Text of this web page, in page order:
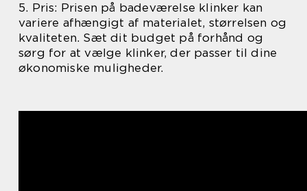
5. Pris: Prisen på badeværelse klinker kan
variere afhængigt af materialet, størrelsen og
kvaliteten. Sæt dit budget på forhånd og
sørg for at vælge klinker, der passer til dine
økonomiske muligheder.